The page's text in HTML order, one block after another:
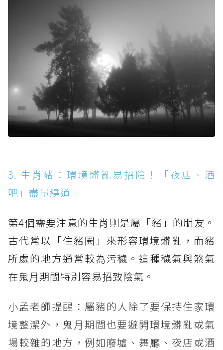
3. 生肖豬：環境髒亂易招陰！「夜店、酒
吧」盡量繞道
第4個需要注意的生肖則是屬「豬」的朋友。
古代常以「住豬圈」來形容環境髒亂，而豬
所處的地方通常較為污穢。這種穢氣與煞氣
在鬼月期間特別容易招致陰氣。
小孟老師提醒：屬豬的人除了要保持住家環
境整潔外，鬼月期間也要避開環境髒亂或氣
場較雜的地方，例如廢墟、舞廳、夜店或酒